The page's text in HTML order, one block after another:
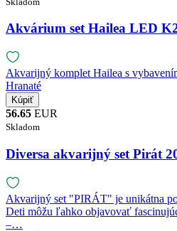
Akvárium set Hailea LED
Akvarijný komplet Hailea s
Hranaté
56.65 EUR
Skladom
Diversa akvarijný set Pirát
Akvarijný set "PIRÁT" je unikátna
Deti môžu ľahko objavovať
–…